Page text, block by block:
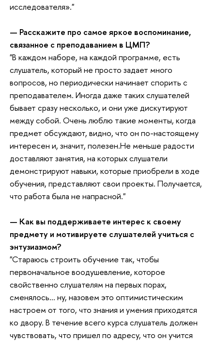
исследователя»."
— Расскажите про самое яркое воспоминание,
связанное с преподаванием в ЦМП?
"В каждом наборе, на каждой программе, есть
слушатель, который не просто задает много
вопросов, но периодически начинает спорить с
преподавателем. Иногда даже таких слушателей
бывает сразу несколько, и они уже дискутируют
между собой. Очень люблю такие моменты, когда
предмет обсуждают, видно, что он по-настоящему
интересен и, значит, полезен.Не меньше радости
доставляют занятия, на которых слушатели
демонстрируют навыки, которые приобрели в ходе
обучения, представляют свои проекты. Получается,
что работа была не напрасной."
— Как вы поддерживаете интерес к своему
предмету и мотивируете слушателей учиться с
энтузиазмом?
"Стараюсь строить обучение так, чтобы
первоначальное воодушевление, которое
свойственно слушателям на первых порах,
сменялось... ну, назовем это оптимистическим
настроем от того, что знания и умения приходятся
ко двору. В течение всего курса слушатель должен
чувствовать, что пришел по адресу, что он учится